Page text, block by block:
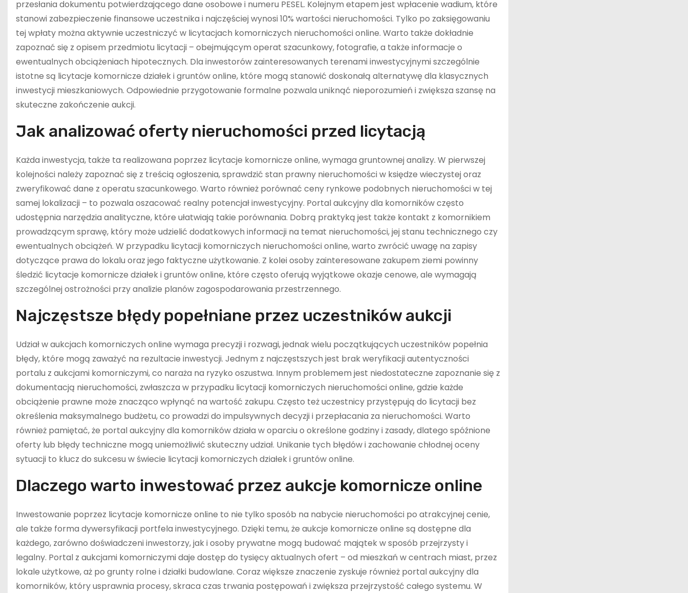
przesłania dokumentu potwierdzającego dane osobowe i numeru PESEL. Kolejnym etapem jest wpłacenie wadium, które
stanowi zabezpieczenie finansowe uczestnika i najczęściej wynosi 10% wartości nieruchomości. Tylko po zaksięgowaniu
tej wpłaty można aktywnie uczestniczyć w licytacjach komorniczych nieruchomości online. Warto także dokładnie
zapoznać się z opisem przedmiotu licytacji – obejmującym operat szacunkowy, fotografie, a także informacje o
ewentualnych obciążeniach hipotecznych. Dla inwestorów zainteresowanych terenami inwestycyjnymi szczególnie
istotne są licytacje komornicze działek i gruntów online, które mogą stanowić doskonałą alternatywę dla klasycznych
inwestycji mieszkaniowych. Odpowiednie przygotowanie formalne pozwala uniknąć nieporozumień i zwiększa szansę na
skuteczne zakończenie aukcji.
Jak analizować oferty nieruchomości przed licytacją
Każda inwestycja, także ta realizowana poprzez licytacje komornicze online, wymaga gruntownej analizy. W pierwszej
kolejności należy zapoznać się z treścią ogłoszenia, sprawdzić stan prawny nieruchomości w księdze wieczystej oraz
zweryfikować dane z operatu szacunkowego. Warto również porównać ceny rynkowe podobnych nieruchomości w tej
samej lokalizacji – to pozwala oszacować realny potencjał inwestycyjny. Portal aukcyjny dla komorników często
udostępnia narzędzia analityczne, które ułatwiają takie porównania. Dobrą praktyką jest także kontakt z komornikiem
prowadzącym sprawę, który może udzielić dodatkowych informacji na temat nieruchomości, jej stanu technicznego czy
ewentualnych obciążeń. W przypadku licytacji komorniczych nieruchomości online, warto zwrócić uwagę na zapisy
dotyczące prawa do lokalu oraz jego faktyczne użytkowanie. Z kolei osoby zainteresowane zakupem ziemi powinny
śledzić licytacje komornicze działek i gruntów online, które często oferują wyjątkowe okazje cenowe, ale wymagają
szczególnej ostrożności przy analizie planów zagospodarowania przestrzennego.
Najczęstsze błędy popełniane przez uczestników aukcji
Udział w aukcjach komorniczych online wymaga precyzji i rozwagi, jednak wielu początkujących uczestników popełnia
błędy, które mogą zaważyć na rezultacie inwestycji. Jednym z najczęstszych jest brak weryfikacji autentyczności
portalu z aukcjami komorniczymi, co naraża na ryzyko oszustwa. Innym problemem jest niedostateczne zapoznanie się z
dokumentacją nieruchomości, zwłaszcza w przypadku licytacji komorniczych nieruchomości online, gdzie każde
obciążenie prawne może znacząco wpłynąć na wartość zakupu. Często też uczestnicy przystępują do licytacji bez
określenia maksymalnego budżetu, co prowadzi do impulsywnych decyzji i przepłacania za nieruchomości. Warto
również pamiętać, że portal aukcyjny dla komorników działa w oparciu o określone godziny i zasady, dlatego spóźnione
oferty lub błędy techniczne mogą uniemożliwić skuteczny udział. Unikanie tych błędów i zachowanie chłodnej oceny
sytuacji to klucz do sukcesu w świecie licytacji komorniczych działek i gruntów online.
Dlaczego warto inwestować przez aukcje komornicze online
Inwestowanie poprzez licytacje komornicze online to nie tylko sposób na nabycie nieruchomości po atrakcyjnej cenie,
ale także forma dywersyfikacji portfela inwestycyjnego. Dzięki temu, że aukcje komornicze online są dostępne dla
każdego, zarówno doświadczeni inwestorzy, jak i osoby prywatne mogą budować majątek w sposób przejrzysty i
legalny. Portal z aukcjami komorniczymi daje dostęp do tysięcy aktualnych ofert – od mieszkań w centrach miast, przez
lokale użytkowe, aż po grunty rolne i działki budowlane. Coraz większe znaczenie zyskuje również portal aukcyjny dla
komorników, który usprawnia procesy, skraca czas trwania postępowań i zwiększa przejrzystość całego systemu. W